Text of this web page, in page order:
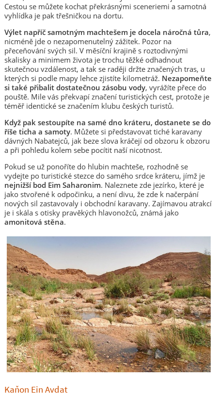
Cestou se můžete kochat překrásnými sceneriemi a samotná
vyhlídka je pak třešničkou na dortu.
Výlet napříč samotným machtešem je docela náročná tůra,
nicméně jde o nezapomenutelný zážitek. Pozor na
přeceňování svých sil. V měsíční krajině s roztodivnými
skalisky a minimem života je trochu těžké odhadnout
skutečnou vzdálenost, a tak se raději držte značených tras, u
kterých si podle mapy lehce zjistíte kilometráž. Nezapomeňte
si také přibalit dostatečnou zásobu vody, vyrážíte přece do
pouště. Mile vás překvapí značení turistických cest, protože je
téměř identické se značením klubu českých turistů.
Když pak sestoupíte na samé dno kráteru, dostanete se do
říše ticha a samoty. Můžete si představovat tiché karavany
dávných Nabatejců, jak beze slova kráčejí od obzoru k obzoru
a při pohledu kolem sebe pocítit naší nicotnost.
Pokud se už ponoříte do hlubin machteše, rozhodně se
vydejte po turistické stezce do samého srdce kráteru, jímž je
nejnižší bod Eim Saharonim. Naleznete zde jezírko, které je
jako stvořené k odpočinku, a není divu, že zde k načerpání
nových sil zastavovaly i obchodní karavany. Zajímavou atrakcí
je i skála s otisky pravěkých hlavonožců, známá jako
amonitová stěna.
Kaňon Ein Avdat